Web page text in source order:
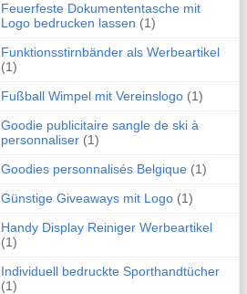
Feuerfeste Dokumententasche mit
Logo bedrucken lassen (1)
Funktionsstirnbänder als Werbeartikel
(1)
Fußball Wimpel mit Vereinslogo (1)
Goodie publicitaire sangle de ski à
personnaliser (1)
Goodies personnalisés Belgique (1)
Günstige Giveaways mit Logo (1)
Handy Display Reiniger Werbeartikel
(1)
Individuell bedruckte Sporthandtücher
(1)